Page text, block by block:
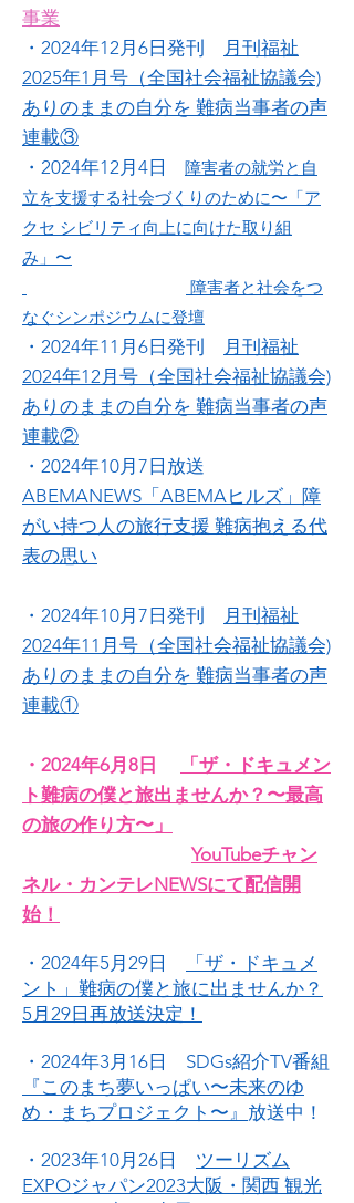
事業
・2024年12月6日発刊
月刊福祉
2025年1月号（全国社会福祉協議会)
ありのままの自分を 難病当事者の声
連載③
・2024年12月4日 障害者の就労と自
立を支援する社会づくりのために〜「ア
クセ シビリティ向上に向けた取り組
み」〜
障害者と社会をつ
なぐシンポジウムに登壇
・2024年11月6日発刊
月刊福祉
2024年12月号（全国社会福祉協議会)
ありのままの自分を 難病当事者の声
連載②
・2024年10月7日放送
ABEMANEWS「ABEMAヒルズ」障
がい持つ人の旅行支援 難病抱える代
表の思い
・2024年10月7日発刊
月刊福祉
2024年11月号（全国社会福祉協議会)
ありのままの自分を 難病当事者の声
連載①
・2024年6月8日
「ザ・ドキュメン
ト難病の僕と旅出ませんか？〜最高
の旅の作り方〜」
YouTubeチャン
ネル・カンテレNEWSにて配信開
始！
・2024年5月29日
「ザ・ドキュメ
ント」難病の僕と旅に出ませんか？
5月29日再放送決定！
・2024年3月16日 SDGs紹介TV番組
『このまち夢いっぱい〜未来のゆ
め・まちプロジェクト〜』 放送中！
・2023年10月26日 ツーリズム
EXPOジャパン2023大阪・関西 観光